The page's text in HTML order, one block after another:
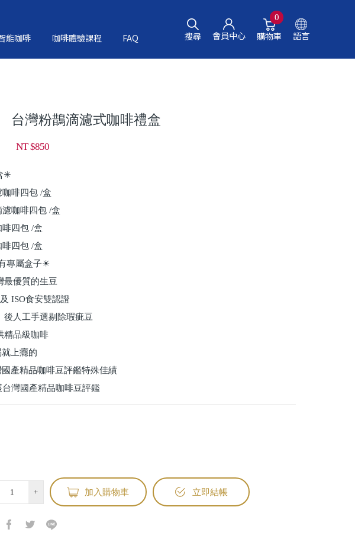
搜尋 會員中心 購物車
0
語言
能咖啡 咖啡體驗課程 FAQ
台灣粉鵲滴濾式咖啡禮盒
NT $850
✳
啡四包 /盒
咖啡四包 /盒
四包 /盒
四包 /盒
專屬盒子☀
優質的生豆
ISO食安雙認證
人工手選剔除瑕疵豆
品級咖啡
上癮的
產精品咖啡豆評鑑特殊佳績
灣國產精品咖啡豆評鑑
+ 加入購物車 立即結帳